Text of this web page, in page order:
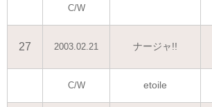
C/W
27 2003.02.21 ナージャ!!
C/W etoile